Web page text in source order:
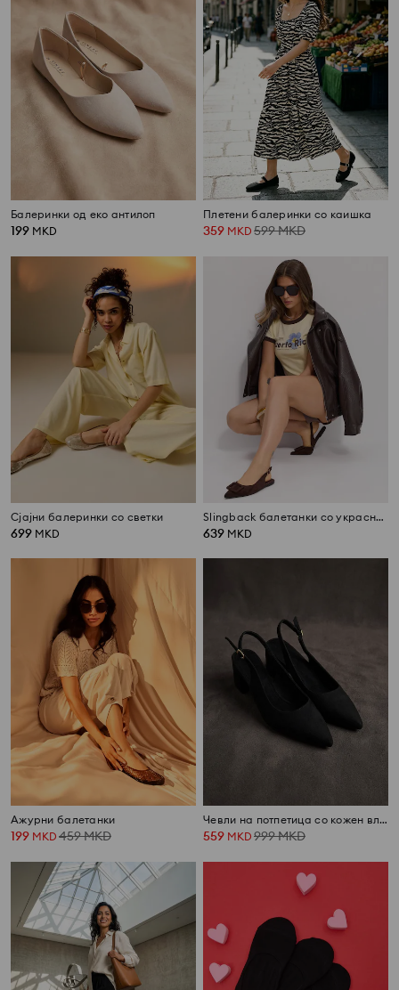
Балеринки од еко антилоп
199 MKD
Плетени балеринки со каишка
359 MKD 599MKD
Сјајни балеринки со светки
699 MKD
Slingback балетанки со украсна тока и кожна влошка
639 MKD
Ажурни балетанки
199 MKD 459MKD
Чевли на потпетица со кожен влошок од имитација на велур
559 MKD 999MKD